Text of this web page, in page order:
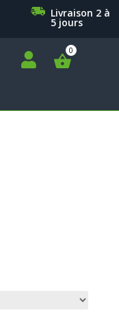
Livraison 2 à
5 jours
